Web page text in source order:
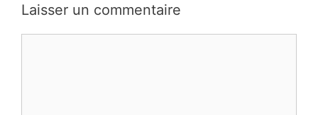
Laisser un commentaire